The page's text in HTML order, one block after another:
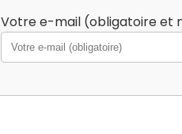
Votre e-mail (obligatoire et